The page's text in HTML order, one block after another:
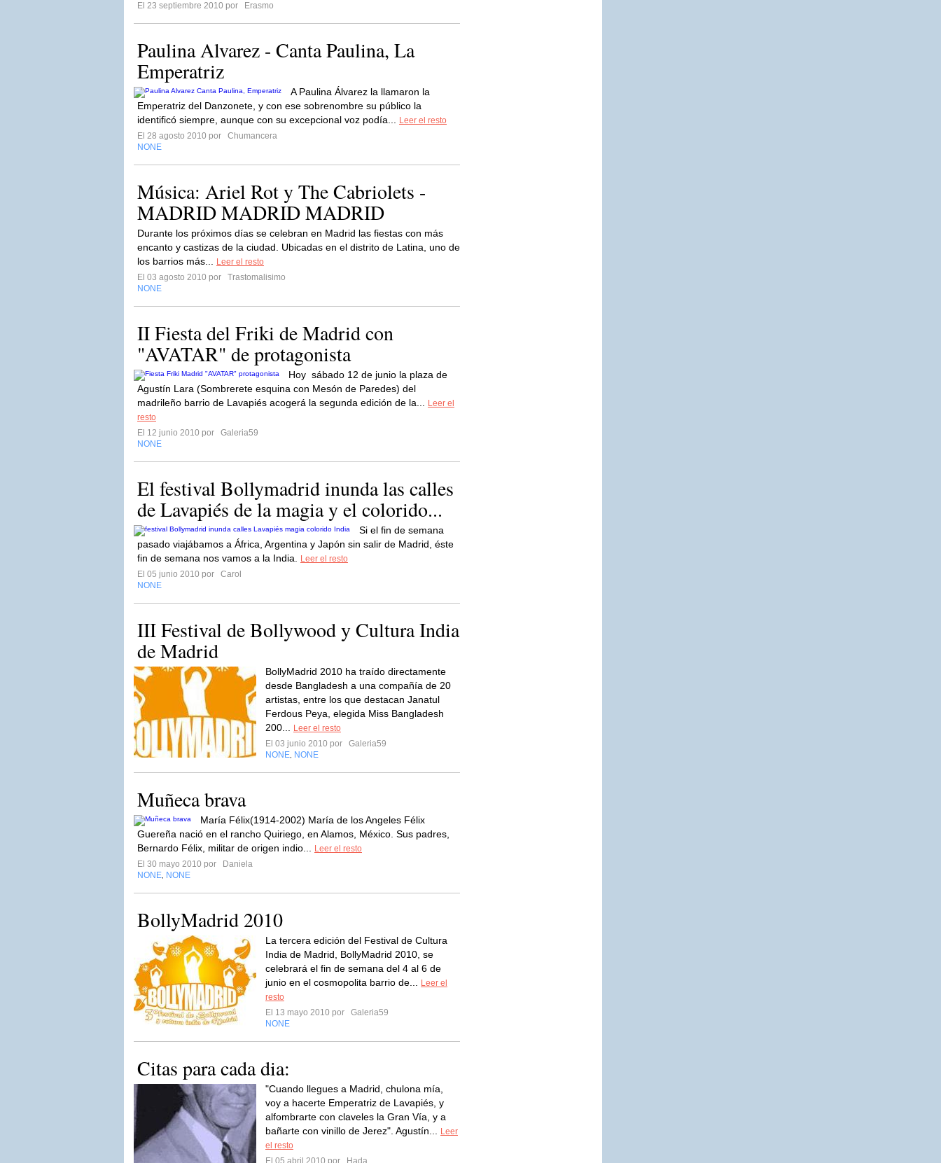
El 23 septiembre 2010 por
Erasmo
Paulina Alvarez - Canta Paulina, La
Emperatriz
A Paulina Álvarez la llamaron la
Emperatriz del Danzonete, y con ese sobrenombre su público la
identificó siempre, aunque con su excepcional voz podía...
Leer el resto
El 28 agosto 2010 por
Chumancera
NONE
Música: Ariel Rot y The Cabriolets -
MADRID MADRID MADRID
Durante los próximos días se celebran en Madrid las fiestas con más
encanto y castizas de la ciudad. Ubicadas en el distrito de Latina, uno de
los barrios más...
Leer el resto
El 03 agosto 2010 por
Trastomalisimo
NONE
II Fiesta del Friki de Madrid con
"AVATAR" de protagonista
Hoy sábado 12 de junio la plaza de
Agustín Lara (Sombrerete esquina con Mesón de Paredes) del
madrileño barrio de Lavapiés acogerá la segunda edición de la...
Leer el
resto
El 12 junio 2010 por
Galeria59
NONE
El festival Bollymadrid inunda las calles
de Lavapiés de la magia y el colorido...
Si el fin de semana
pasado viajábamos a África, Argentina y Japón sin salir de Madrid, éste
fin de semana nos vamos a la India.
Leer el resto
El 05 junio 2010 por
Carol
NONE
III Festival de Bollywood y Cultura India
de Madrid
BollyMadrid 2010 ha traído directamente
desde Bangladesh a una compañía de 20
artistas, entre los que destacan Janatul
Ferdous Peya, elegida Miss Bangladesh
200...
Leer el resto
El 03 junio 2010 por
Galeria59
NONE NONE
Muñeca brava
María Félix(1914-2002) María de los Angeles Félix
Guereña nació en el rancho Quiriego, en Alamos, México. Sus padres,
Bernardo Félix, militar de origen indio...
Leer el resto
El 30 mayo 2010 por
Daniela
NONE NONE
BollyMadrid 2010
La tercera edición del Festival de Cultura
India de Madrid, BollyMadrid 2010, se
celebrará el fin de semana del 4 al 6 de
junio en el cosmopolita barrio de...
Leer el
resto
El 13 mayo 2010 por
Galeria59
NONE
Citas para cada dia:
"Cuando llegues a Madrid, chulona mía,
voy a hacerte Emperatriz de Lavapiés, y
alfombrarte con claveles la Gran Vía, y a
bañarte con vinillo de Jerez". Agustín...
Leer
el resto
El 05 abril 2010 por
Hada